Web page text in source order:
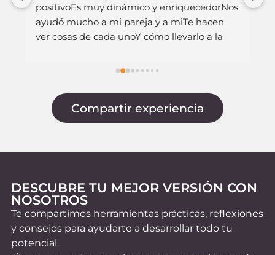
positivoEs muy dinámico y enriquecedorNos
ayudó mucho a mi pareja y a miTe hacen
ver cosas de cada unoY cómo llevarlo a la
Compartir experiencia
DESCUBRE TU MEJOR VERSIÓN CON
NOSOTROS
Te compartimos herramientas prácticas, reflexiones
y consejos para ayudarte a desarrollar todo tu
potencial.